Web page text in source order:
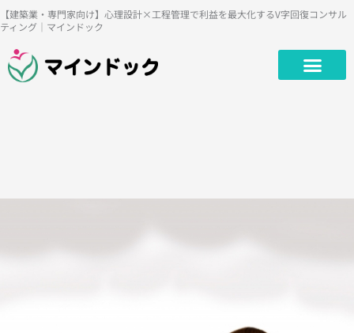
内
容
を
ス
【建築業・専門家向け】心理設計×工程管理で利益を最大化するV字回復コンサル
ティング｜マインドック